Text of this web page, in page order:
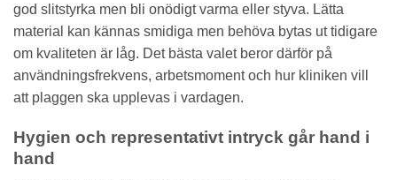
god slitstyrka men bli onödigt varma eller styva. Lätta
material kan kännas smidiga men behöva bytas ut tidigare
om kvaliteten är låg. Det bästa valet beror därför på
användningsfrekvens, arbetsmoment och hur kliniken vill
att plaggen ska upplevas i vardagen.
Hygien och representativt intryck går hand i
hand